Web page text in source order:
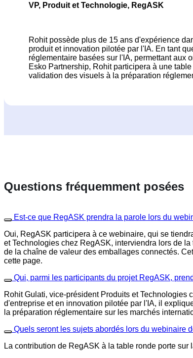
VP, Produit et Technologie, RegASK
Rohit possède plus de 15 ans d'expérience
produit et innovation pilotée par l'IA. En tant
réglementaire basées sur l'IA, permettant aux
Esko Partnership, Rohit participera à une
validation des visuels à la préparation
Questions fréquemment posées
Est-ce que RegASK prendra la parole lors du
Oui, RegASK participera à ce webinaire, qui se
et Technologies chez RegASK, interviendra lors de
de la chaîne de valeur des emballages connectés.
cette page.
Qui, parmi les participants du projet RegASK,
Rohit Gulati, vice-président Produits et
d'entreprise et en innovation pilotée par l'IA, il
la préparation réglementaire sur les marchés
Quels seront les sujets abordés lors du webinaire
La contribution de RegASK à la table ronde porte